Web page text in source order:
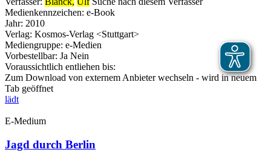
Medienkennzeichen: e-Book
Jahr: 2010
Verlag: Kosmos-Verlag <Stuttgart>
Mediengruppe: e-Medien
Vorbestellbar: Ja Nein
Voraussichtlich entliehen bis:
Zum Download von externem Anbieter wechseln - wird in neuem
Tab geöffnet
lädt
E-Medium
Jagd durch Berlin